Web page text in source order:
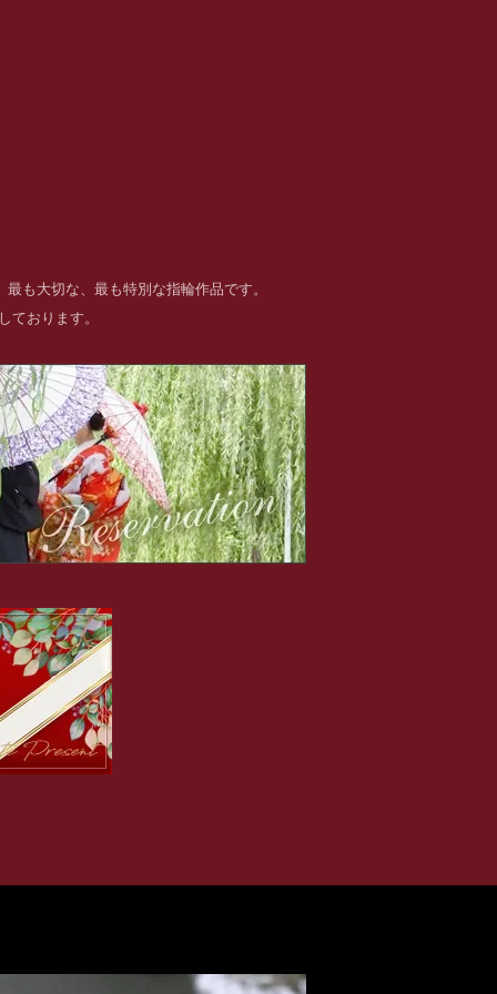
も大切な、最も特別な指輪作品です。
ております。